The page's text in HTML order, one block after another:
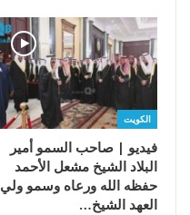
الكويت
فيديو | صاحب السمو أمير
البلاد الشيخ مشعل الأحمد
حفظه الله ورعاه وسمو ولي
العهد الشيخ…